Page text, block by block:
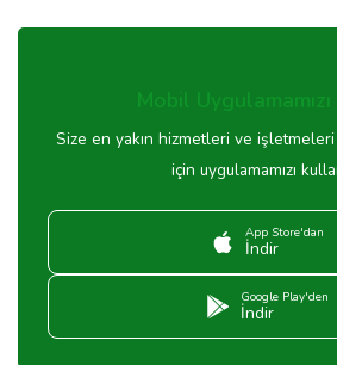
Mobil
Size en yakın hizmetleri ve
için uygulamamızı
App Store'dan
İndir
Google Play'den
İndir